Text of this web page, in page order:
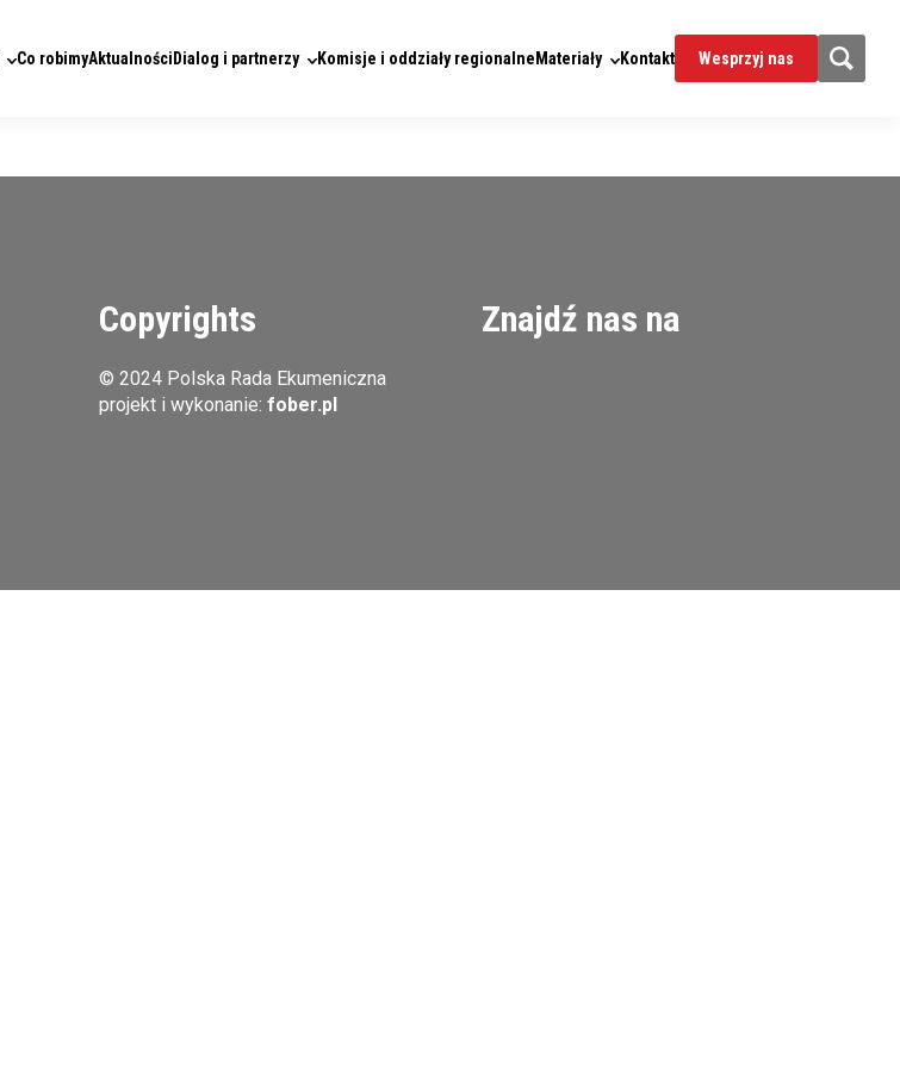
Co robimyAktualnościDialog i partnerzy Komisje i oddziały regionalneMateriały Kontakt Wesprzyj nas
Copyrights
© 2024 Polska Rada Ekumeniczna
projekt i wykonanie: fober.pl
Znajdź nas na